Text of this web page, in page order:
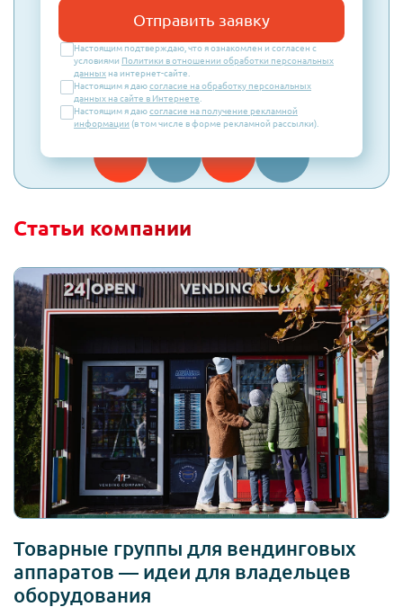
Отправить заявку
Настоящим подтверждаю, что я ознакомлен и согласен с
условиями Политики в отношении обработки персональных
данных на интернет-сайте.
Настоящим я даюсогласие на обработку персональных
данных на сайте в Интернете
Настоящим я даюсогласие на получение рекламной
информации (в том числе в форме рекламной рассылки).
Статьи компании
Товарные группы для вендинговых
аппаратов — идеи для владельцев
оборудования